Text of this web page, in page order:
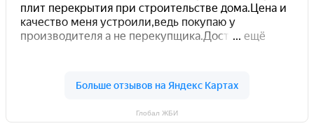
Глобал ЖБИ